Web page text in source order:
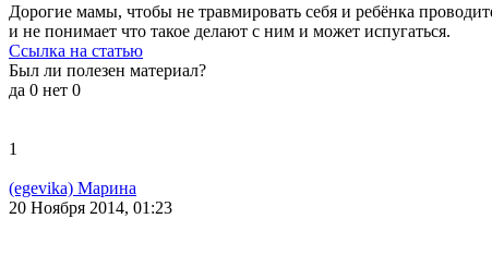
Дорогие мамы, чтобы не травмировать себя и ребёнка
и не понимает что такое делают с ним и может испугаться.
Ссылка на статью
Был ли полезен материал?
да 0 нет 0
1
(egevika) Марина
20 Ноября 2014, 01:23